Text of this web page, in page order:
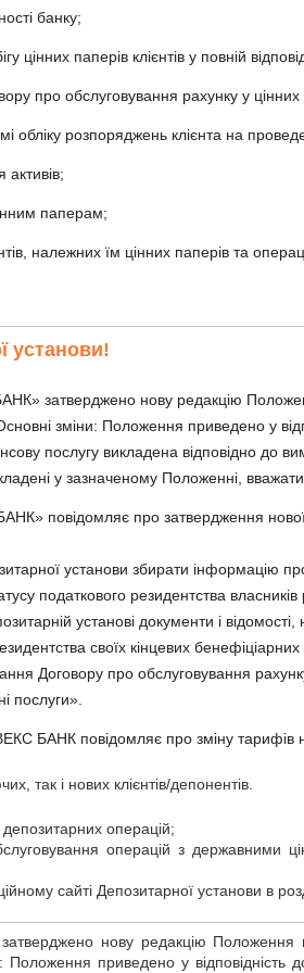
банку;
цінних паперів клієнтів у повній
про обслуговування рахунку у
обліку розпоряджень клієнта на
паперам;
належних їм цінних паперів та
установи!
затверджено нову редакцію
зміни: Положення приведено у
послугу викладена відповідно до
у зазначеному Положенні,
повідомляє про затвердження нової
установи збирати інформацію
податкового резидентства
установі документи і
своїх кінцевих
Договору про обслуговування
послуги».
БАНК повідомляє про зміну тарифів
так і нових клієнтів/депонентів.
операцій;
операцій з державними
сайті Депозитарної установи в
нову редакцію Положення
приведено у відповідність